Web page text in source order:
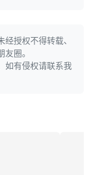
授权不得转载、
圈。
如有侵权请联系我